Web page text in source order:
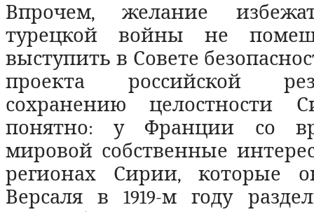
Впрочем, желание
турецкой войны не
выступить в Совете
проекта российской
сохранению
понятно: у Франции со
мировой собственные
регионах Сирии, которые
Версаля в 1919-м году